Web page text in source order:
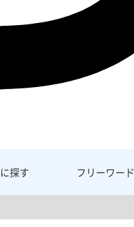
に探す フリーワード